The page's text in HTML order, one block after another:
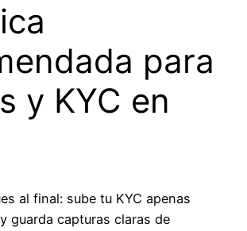
para
y KYC en
al final: sube tu KYC apenas
guarda capturas claras de